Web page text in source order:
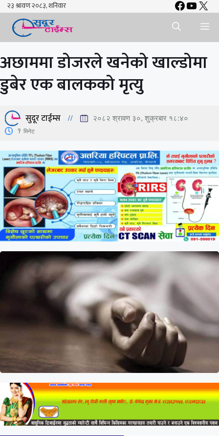
Skip
content
X
अछाममा डोजरले खनेको खाल्डोमा
डुबेर एक बालकको मृत्यु
सुदूर टाईम्स २०८२ श्रावण ३०, शुक्रबार १८:४०
1 मिनेट